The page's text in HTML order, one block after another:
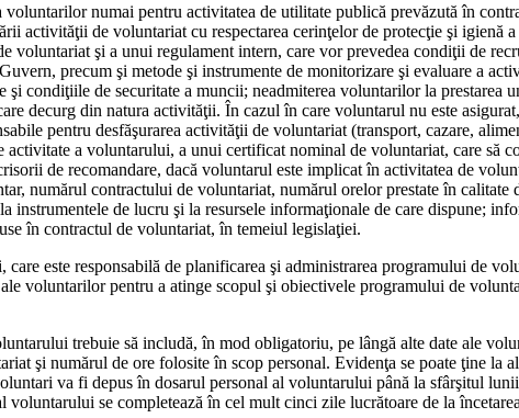
numai pentru activitatea de utilitate pu­blică prevăzută în
activităţii de voluntariat cu res­pectarea cerinţelor de protecţie şi
voluntariat şi a unui regulament intern, care vor prevedea condiţii de
precum şi metode şi instrumen­te de monitorizare şi evaluare a
condiţiile de securitate a muncii; neadmiterea voluntari­lor la prestarea
decurg din natura activităţii. În cazul în care voluntarul nu este
pentru desfăşurarea activităţii de voluntariat (trans­port, cazare,
a voluntarului, a unui certificat nominal de voluntari­at, care să
de re­comandare, dacă voluntarul este implicat în activitatea de
numărul contractului de vo­luntariat, numărul orelor prestate în calitate
de lu­cru şi la resursele informaţionale de care dispune;
în contractul de voluntariat, în temeiul legislaţiei.
este responsabilă de planificarea şi administrarea programului de
voluntarilor pentru a atinge scopul şi obiectivele programului de
trebuie să includă, în mod obligatoriu, pe lângă alte date ale
şi numărul de ore folosite în scop personal. Evidenţa se poate ţine la
va fi depus în dosarul personal al voluntarului până la sfârşitul
se completează în cel mult cinci zile lucrătoare de la